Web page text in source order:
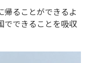
帰ることができるよ
でできることを吸収